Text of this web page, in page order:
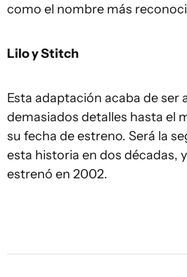
como el nombre más
Lilo y Stitch
Esta adaptación acaba de ser
demasiados detalles hasta el
su fecha de estreno. Será la
esta historia en dos décadas,
estrenó en 2002.